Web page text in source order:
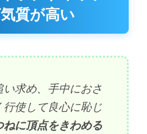
質が高い
求め、手中におさ
使して良心に恥じ
ねに頂点をきわめる